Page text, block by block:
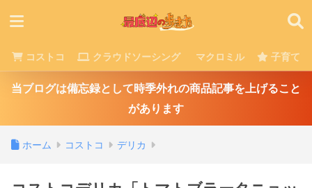
コストコ クラウドソーシング マクロミル 子育て
当ブログは備忘録として時季外れの商品記事を上げること
があります
ホーム コストコ デリカ